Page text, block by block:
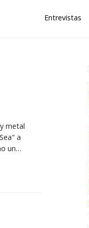
Entrevistas
metal
a